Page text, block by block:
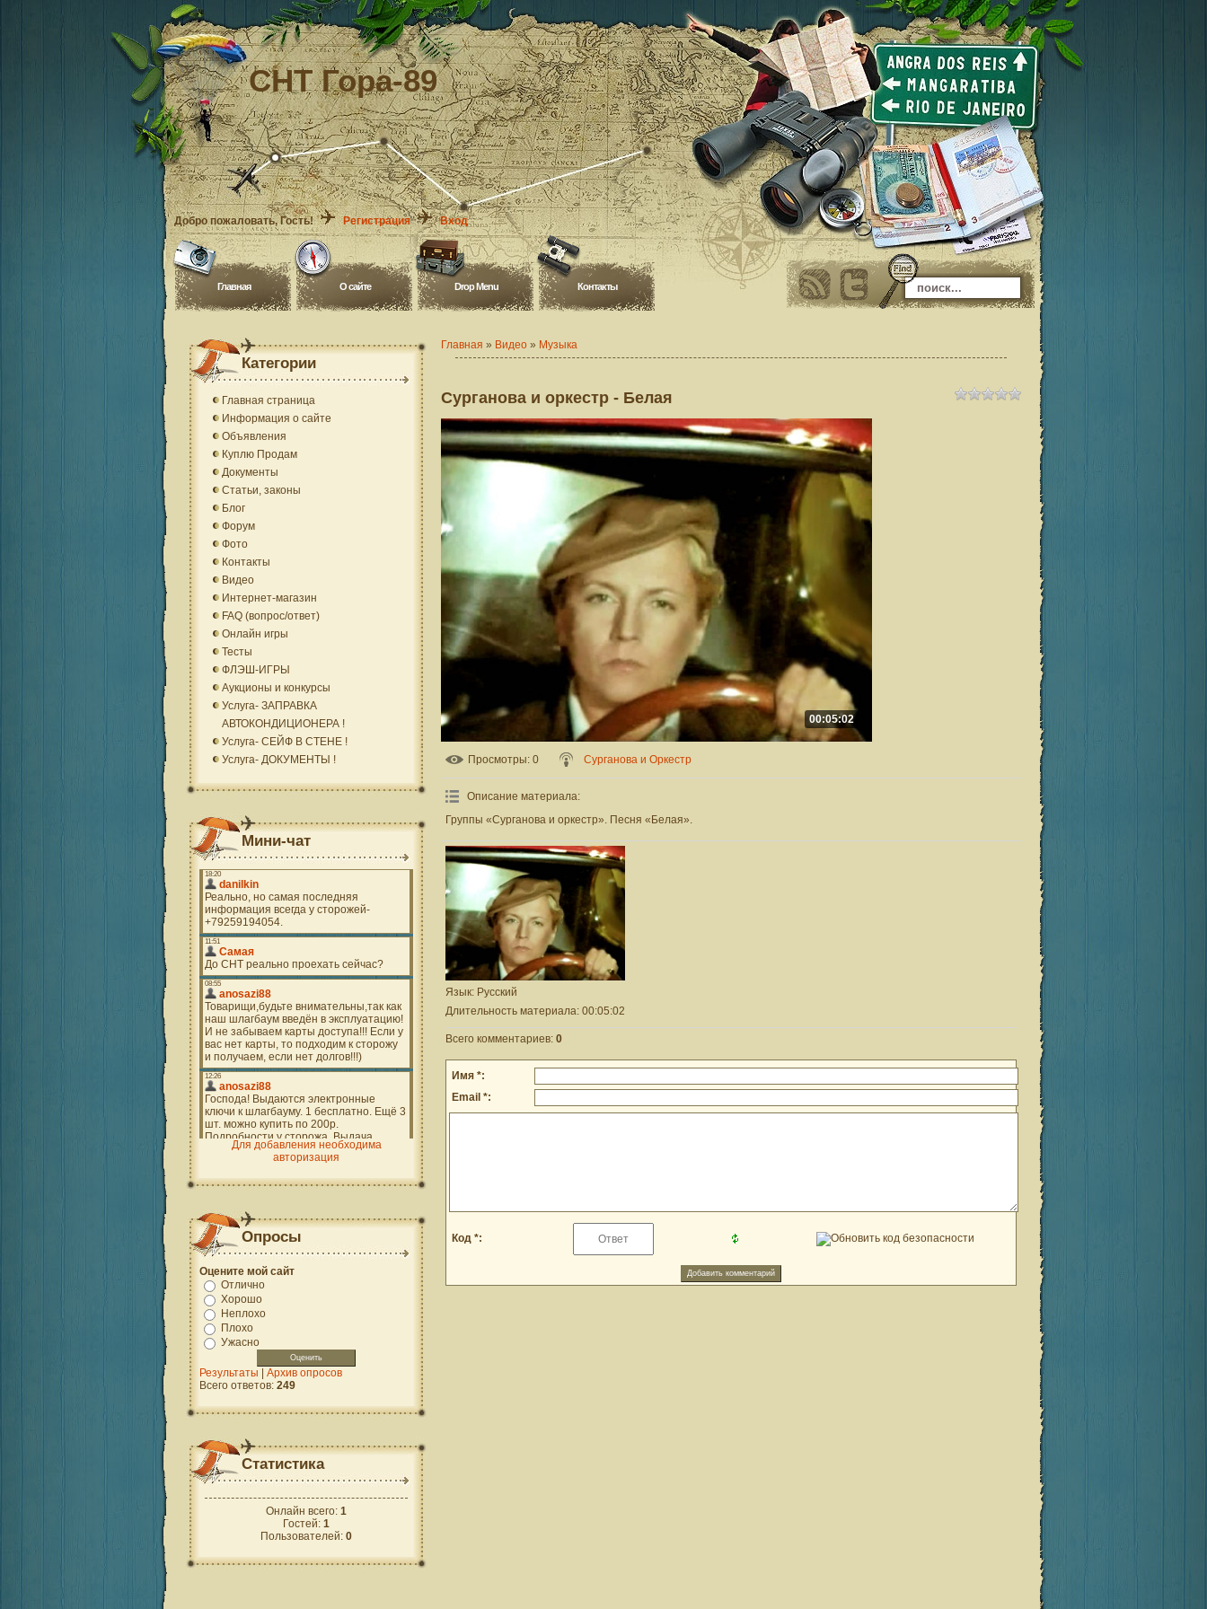
СНТ Гора-89
Добро пожаловать, Гость! Регистрация Вход
Главная O сайте Drop Menu Контакты
Главная » Видео » Музыка
Сурганова и оркестр - Белая
00:05:02
Просмотры: 0 Сурганова и Оркестр
Описание материала:
Группы «Сурганова и оркестр». Песня «Белая».
Язык: Русский
Длительность материала: 00:05:02
Всего комментариев: 0
Имя *:
Email *:
Код *:
Категории
Главная страница
Информация о сайте
Объявления
Куплю Продам
Документы
Статьи, законы
Блог
Форум
Фото
Контакты
Видео
Интернет-магазин
FAQ (вопрос/ответ)
Онлайн игры
Тесты
ФЛЭШ-ИГРЫ
Аукционы и конкурсы
Услуга- ЗАПРАВКА
АВТОКОНДИЦИОНЕРА !
Услуга- СЕЙФ В СТЕНЕ !
Услуга- ДОКУМЕНТЫ !
Мини-чат
Для добавления необходима
авторизация
Опросы
Оцените мой сайт
Отлично
Хорошо
Неплохо
Плохо
Ужасно
Результаты | Архив опросов
Всего ответов: 249
Статистика
Онлайн всего: 1
Гостей: 1
Пользователей: 0